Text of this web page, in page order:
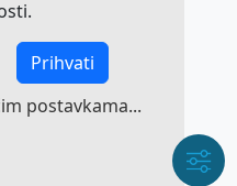
Prihvati
postavkama...
prava pridržana.
web stranice